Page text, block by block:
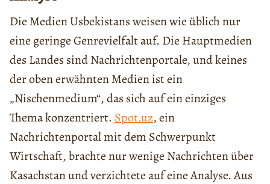
Die Medien Usbekistans weisen wie üblich nur
eine geringe Genrevielfalt auf. Die Hauptmedien
des Landes sind Nachrichtenportale, und keines
der oben erwähnten Medien ist ein
„Nischenmedium“, das sich auf ein einziges
Thema konzentriert. Spot.uz, ein
Nachrichtenportal mit dem Schwerpunkt
Wirtschaft, brachte nur wenige Nachrichten über
Kasachstan und verzichtete auf eine Analyse. Aus